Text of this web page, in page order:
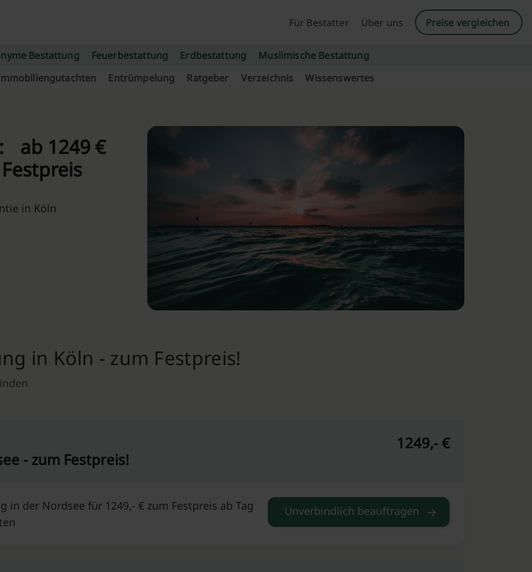
Für Bestatter
Über uns Preise vergleichen
Bestattung Feuerbestattung Erdbestattung
Muslimische Bestattung
Entrümpelung Ratgeber Verzeichnis Wissenswertes
ab 1249 €
in Köln
in Köln - zum Festpreis!
- zum Festpreis!
1249,- €
der Nordsee für 1249,- € zum Festpreis ab Tag
Unverbindlich beauftragen